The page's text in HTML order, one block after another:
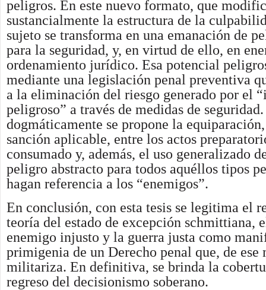
peligros. En este nuevo formato, que
sustancialmente la estructura de la
sujeto se transforma en una emanación de
para la seguridad, y, en virtud de ello, en
ordenamiento jurídico. Esa potencial
mediante una legislación penal preventiva
a la eliminación del riesgo generado por el
peligroso” a través de medidas de
dogmáticamente se propone la
sanción aplicable, entre los actos
consumado y, además, el uso generalizado
peligro abstracto para todos aquéllos tipos
hagan referencia a los “enemigos”.
En conclusión, con esta tesis se legitima el
teoría del estado de excepción schmittiana,
enemigo injusto y la guerra justa como
primigenia de un Derecho penal que, de ese
militariza. En definitiva, se brinda la
regreso del decisionismo soberano.